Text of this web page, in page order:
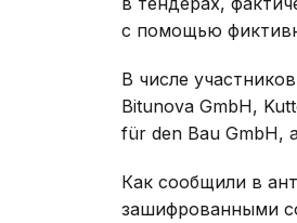
с помощью
В числе
Bitunova GmbH,
für den Bau GmbH,
Как сообщили в
зашифрованными